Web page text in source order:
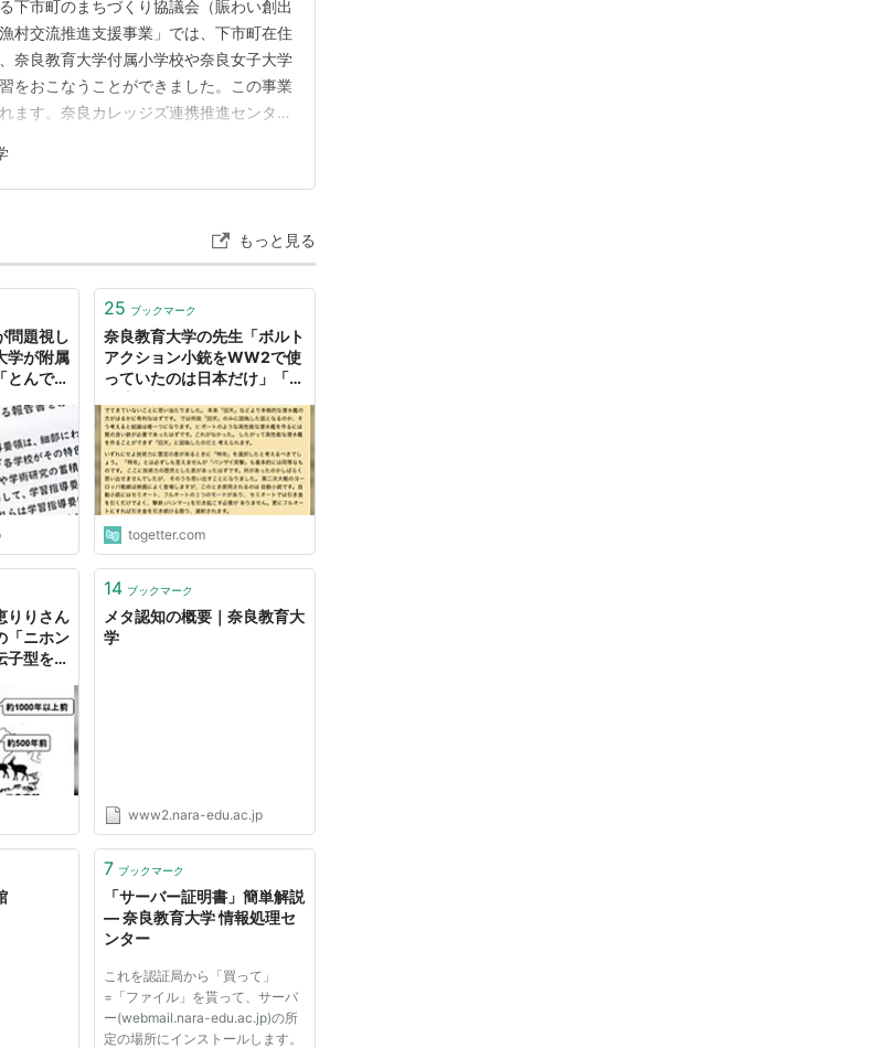
下市町のまちづくり協議会（賑わい創出
村交流推進支援事業」では、下市町在住
奈良教育大学付属小学校や奈良女子大学
をおこなうことができました。この事業
ます。奈良カレッジズ連携推進センター
もっと見る
問題視し
学が附属
とんでも
-
25 ブックマーク
奈良教育大学の先生「ボルト
アクション小銃をWW2で使
っていたのは日本だけ」「真
積んだ」
togetter.com
りりさん
「ニホン
子型を持
育大学の
解説する
14 ブックマーク
メタ認知の概要｜奈良教育大
学
www2.nara-edu.ac.jp
7 ブックマーク
「サーバー証明書」簡単解説
― 奈良教育大学 情報処理セ
ンター
これを認証局から「買って」
=「ファイル」を貰って、サーバ
ー(webmail.nara-edu.ac.jp)の所
定の場所にインストールします。